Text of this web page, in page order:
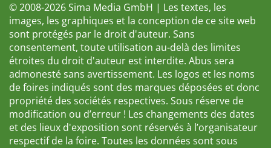
© 2008-2026 Sima Media GmbH | Les textes, les
images, les graphiques et la conception de ce site web
sont protégés par le droit d'auteur. Sans
consentement, toute utilisation au-delà des limites
étroites du droit d'auteur est interdite. Abus sera
admonesté sans avertissement. Les logos et les noms
de foires indiqués sont des marques déposées et donc
propriété des sociétés respectives. Sous réserve de
modification ou d’erreur ! Les changements des dates
et des lieux d'exposition sont réservés à l’organisateur
respectif de la foire. Toutes les données sont sous